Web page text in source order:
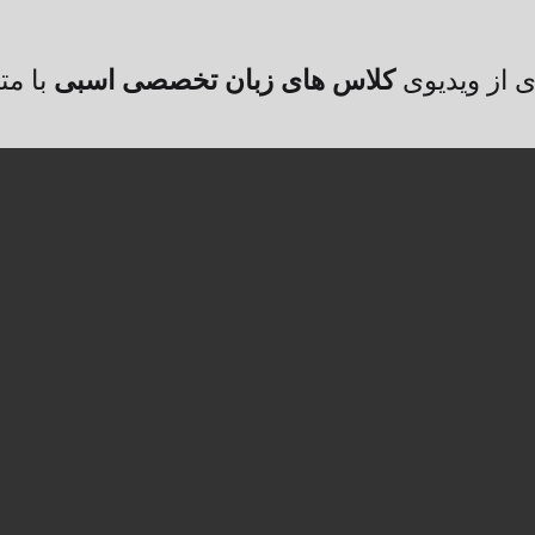
از ویدیوی کلاس های زبان تخصصی اسبی با